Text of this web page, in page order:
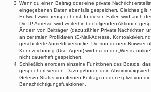
Wenn du einen Beitrag oder eine private Nachricht
eingegebenen Daten ebenfalls gespeichert. Gleiches gilt,
Entwurf zwischenspeicherst. In diesen Fällen wird auch
Die IP-Adresse wird weiterhin bei folgenden Aktionen
Ändern von Beiträgen (dazu zählen Private Nachrichten
an zentralen Profildaten (E-Mail-Adresse,
gescheiterte Anmeldeversuche. Die von deinem Browser
Kennzeichnung (User Agent) wird nur in der „Wer ist
nicht dauerhaft gespeichert.
Schließlich erfordern einzelne Funktionen des Boards,
gespeichert werden. Dazu gehören dein
Gelesen-Status von deinen Beiträgen oder explizit von
Benachrichtigungsfunktionen.